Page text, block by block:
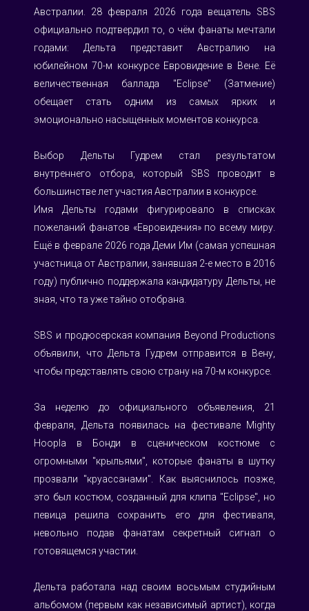
Австралии. 28 февраля 2026 года вещатель SBS
официально подтвердил то, о чём фанаты мечтали
годами: Дельта представит Австралию на
юбилейном 70-м конкурсе Евровидение в Вене. Её
величественная баллада "Eclipse" (Затмение)
обещает стать одним из самых ярких и
эмоционально насыщенных моментов конкурса.
Выбор Дельты Гудрем стал результатом
внутреннего отбора, который SBS проводит в
большинстве лет участия Австралии в конкурсе.
Имя Дельты годами фигурировало в списках
пожеланий фанатов «Евровидения» по всему миру.
Ещё в феврале 2026 года Деми Им (самая успешная
участница от Австралии, занявшая 2-е место в 2016
году) публично поддержала кандидатуру Дельты, не
зная, что та уже тайно отобрана.
SBS и продюсерская компания Beyond Productions
объявили, что Дельта Гудрем отправится в Вену,
чтобы представлять свою страну на 70-м конкурсе.
За неделю до официального объявления, 21
февраля, Дельта появилась на фестивале Mighty
Hoopla в Бонди в сценическом костюме с
огромными "крыльями", которые фанаты в шутку
прозвали "круассанами". Как выяснилось позже,
это был костюм, созданный для клипа "Eclipse", но
певица решила сохранить его для фестиваля,
невольно подав фанатам секретный сигнал о
готовящемся участии.
Дельта работала над своим восьмым студийным
альбомом (первым как независимый артист), когда